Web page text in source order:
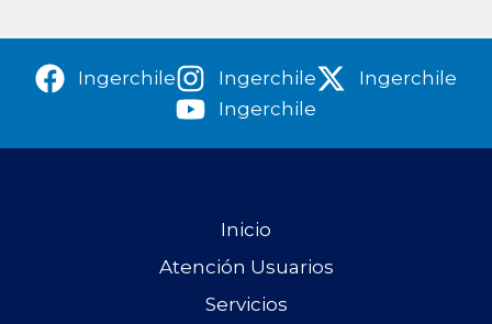
Ingerchile Ingerchile
Ingerchile
Ingerchile
Inicio
Atención Usuarios
Servicios